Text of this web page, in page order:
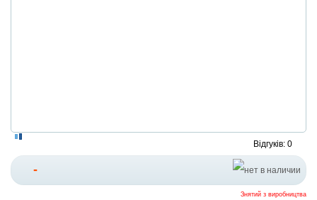
Відгуків: 0
-
Знятий з виробництва